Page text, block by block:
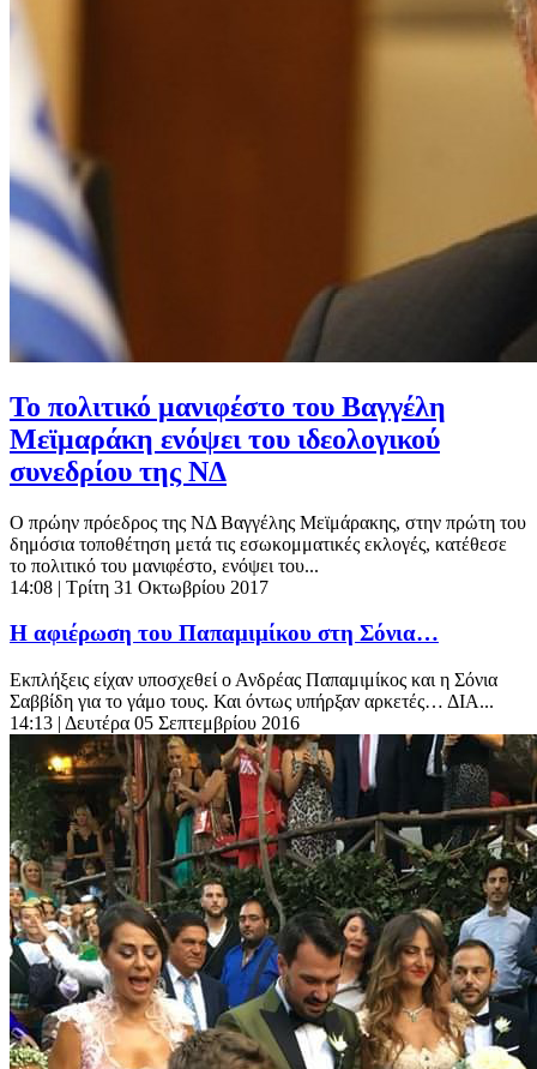
Το πολιτικό μανιφέστο του Βαγγέλη
Μεϊμαράκη ενόψει του ιδεολογικού
συνεδρίου της ΝΔ
Ο πρώην πρόεδρος της ΝΔ Βαγγέλης Μεϊμάρακης, στην πρώτη του
δημόσια τοποθέτηση μετά τις εσωκομματικές εκλογές, κατέθεσε
το πολιτικό του μανιφέστο, ενόψει του...
14:08 | Τρίτη 31 Οκτωβρίου 2017
Η αφιέρωση του Παπαμιμίκου στη Σόνια…
Εκπλήξεις είχαν υποσχεθεί ο Ανδρέας Παπαμιμίκος και η Σόνια
Σαββίδη για το γάμο τους. Και όντως υπήρξαν αρκετές… ΔΙΑ...
14:13 | Δευτέρα 05 Σεπτεμβρίου 2016